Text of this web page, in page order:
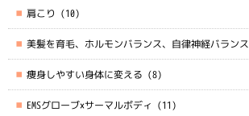
肩こり (10)
美髪を育毛、ホルモンバランス、自律神経バランス
痩身しやすい身体に変える (8)
EMSグローブ×サーマルボディ (11)